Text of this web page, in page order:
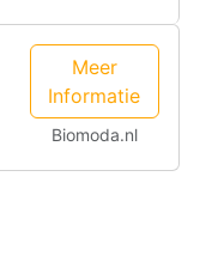
Meer
Informatie
Biomoda.nl